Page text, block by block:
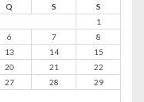
Q S
S
1
6 7
8
13 14
15
20 21
22
27 28
29